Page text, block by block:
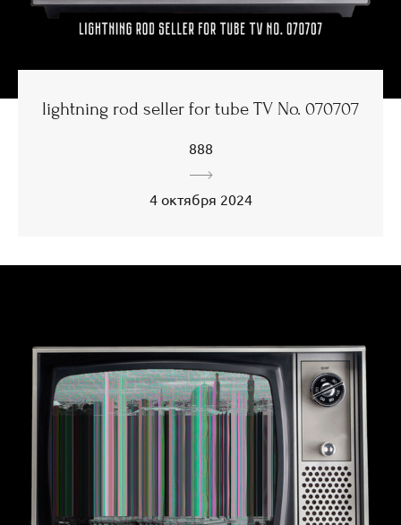
lightning rod seller for tube TV No. 070707
888
4 октября 2024